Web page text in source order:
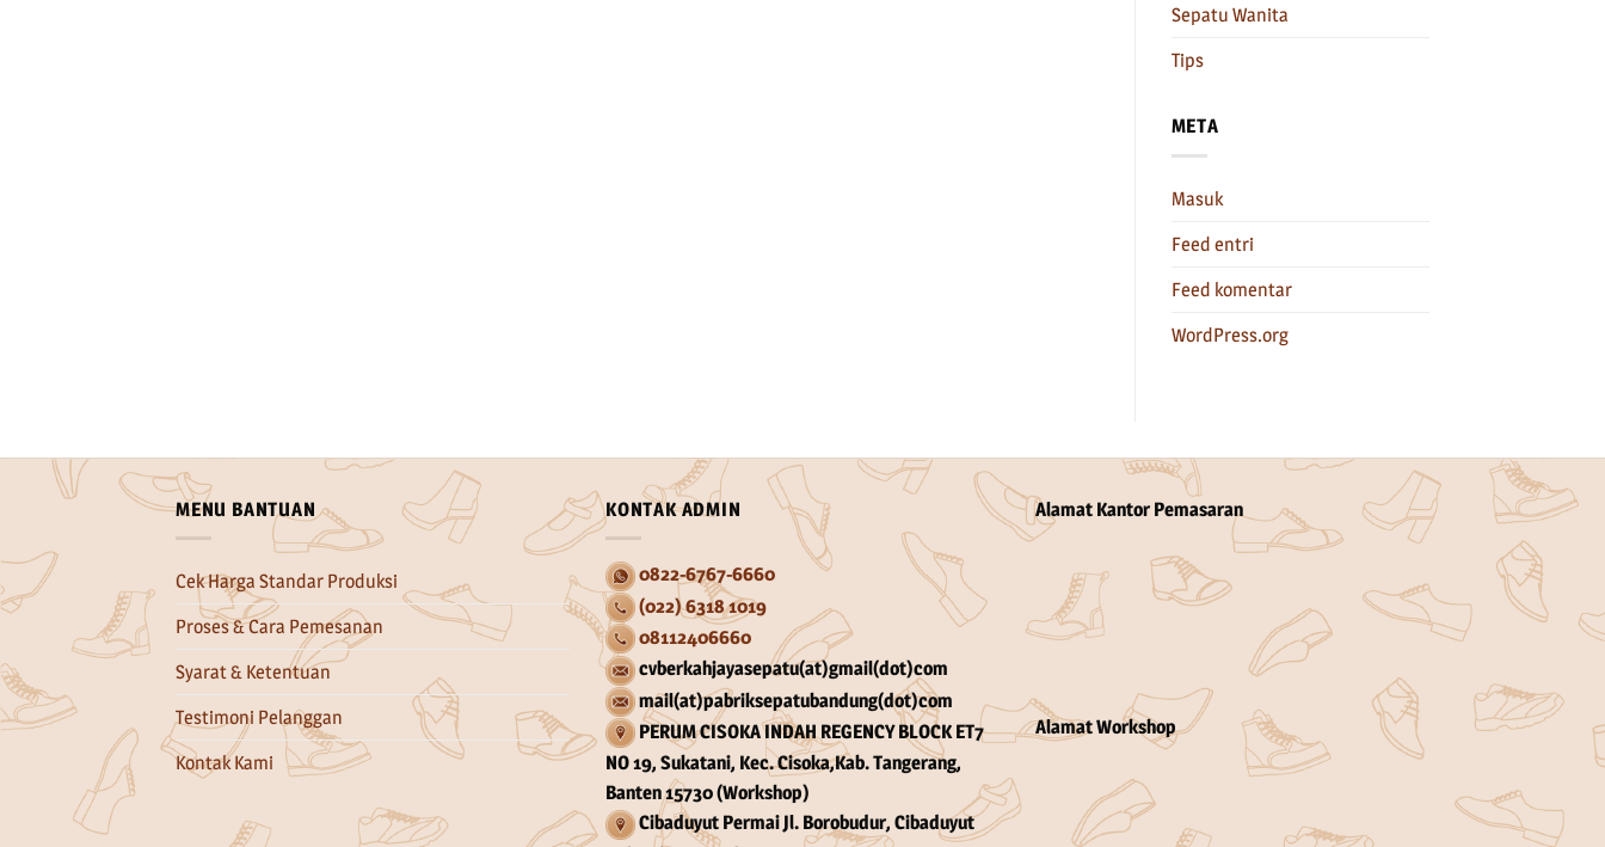
Sepatu Wanita
Tips
META
Masuk
Feed entri
Feed komentar
WordPress.org
MENU BANTUAN
Cek Harga Standar Produksi
Proses & Cara Pemesanan
Syarat & Ketentuan
Testimoni Pelanggan
Kontak Kami
KONTAK ADMIN
0822-6767-6660
(022) 6318 1019
08112406660
cvberkahjayasepatu(at)gmail(dot)com
mail(at)pabriksepatubandung(dot)com
PERUM CISOKA INDAH REGENCY BLOCK ET7
NO 19, Sukatani, Kec. Cisoka,Kab. Tangerang,
Banten 15730 (Workshop)
Cibaduyut Permai Jl. Borobudur, Cibaduyut
Alamat Kantor Pemasaran
Alamat Workshop